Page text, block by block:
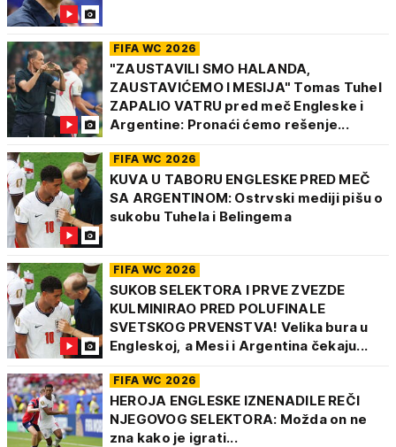
FIFA WC 2026
"ZAUSTAVILI SMO HALANDA,
ZAUSTAVIĆEMO I MESIJA" Tomas Tuhel
ZAPALIO VATRU pred meč Engleske i
Argentine: Pronaći ćemo rešenje...
FIFA WC 2026
KUVA U TABORU ENGLESKE PRED MEČ
SA ARGENTINOM: Ostrvski mediji pišu o
sukobu Tuhela i Belingema
FIFA WC 2026
SUKOB SELEKTORA I PRVE ZVEZDE
KULMINIRAO PRED POLUFINALE
SVETSKOG PRVENSTVA! Velika bura u
Engleskoj, a Mesi i Argentina čekaju...
FIFA WC 2026
HEROJA ENGLESKE IZNENADILE REČI
NJEGOVOG SELEKTORA: Možda on ne
zna kako je igrati...